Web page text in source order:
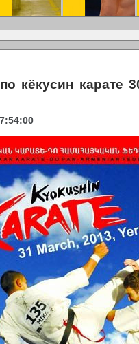
кёкусин карате